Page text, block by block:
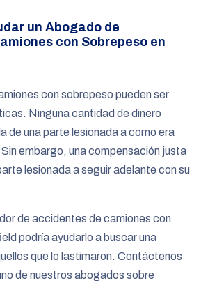
un Abogado de
con Sobrepeso en
con sobrepeso pueden ser
Ninguna cantidad de dinero
de una parte lesionada a como era
embargo, una compensación justa
lesionada a seguir adelante con su
de accidentes de camiones con
podría ayudarlo a buscar una
que lo lastimaron. Contáctenos
de nuestros abogados sobre